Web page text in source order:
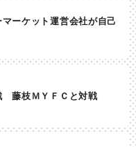
ーケット運営会社が自己
藤枝ＭＹＦＣと対戦